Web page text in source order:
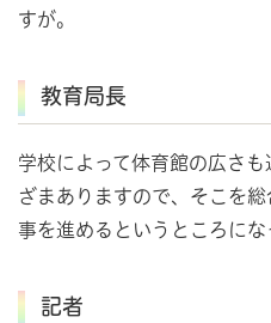
すが。
教育局長
学校によって体育館の広さ
ざまありますので、そこを
事を進めるというところにな
記者